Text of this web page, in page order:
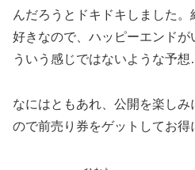
んだろうとドキドキしました
好きなので、ハッピーエンド
ういう感じではないような予
なにはともあれ、公開を楽し
ので前売り券をゲットしてお得